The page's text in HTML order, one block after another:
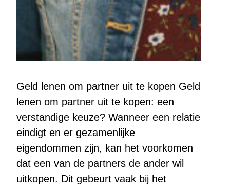
Geld lenen om partner uit te kopen Geld
lenen om partner uit te kopen: een
verstandige keuze? Wanneer een relatie
eindigt en er gezamenlijke
eigendommen zijn, kan het voorkomen
dat een van de partners de ander wil
uitkopen. Dit gebeurt vaak bij het